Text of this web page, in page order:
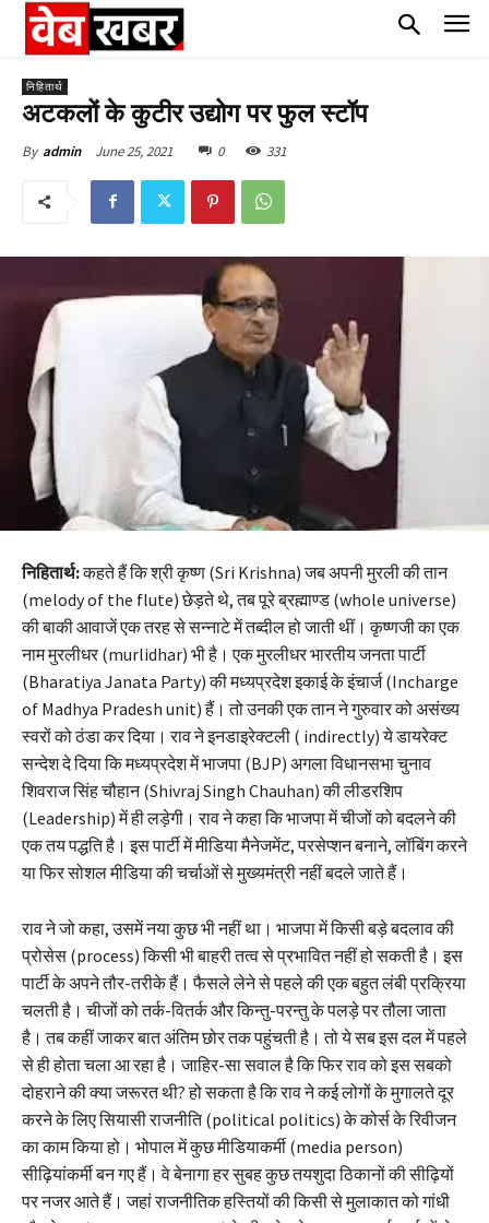
निहितार्थ
अटकलों के कुटीर उद्योग पर फुल स्टॉप
By admin June 25, 2021 0 331
निहितार्थ:कहते हैं कि श्री कृष्ण (Sri Krishna) जब अपनी मुरली की तान
(melody of the flute) छेड़ते थे, तब पूरे ब्रह्माण्ड (whole universe)
की बाकी आवाजें एक तरह से सन्नाटे में तब्दील हो जाती थीं। कृष्णजी का एक
नाम मुरलीधर (murlidhar) भी है। एक मुरलीधर भारतीय जनता पार्टी
(Bharatiya Janata Party) की मध्यप्रदेश इकाई के इंचार्ज (Incharge
of Madhya Pradesh unit) हैं। तो उनकी एक तान ने गुरुवार को असंख्य
स्वरों को ठंडा कर दिया। राव ने इनडाइरेक्टली ( indirectly) ये डायरेक्ट
सन्देश दे दिया कि मध्यप्रदेश में भाजपा (BJP) अगला विधानसभा चुनाव
शिवराज सिंह चौहान (Shivraj Singh Chauhan) की लीडरशिप
(Leadership) में ही लड़ेगी। राव ने कहा कि भाजपा में चीजों को बदलने की
एक तय पद्धति है। इस पार्टी में मीडिया मैनेजमेंट, परसेप्शन बनाने, लॉबिंग करने
या फिर सोशल मीडिया की चर्चाओं से मुख्यमंत्री नहीं बदले जाते हैं।
राव ने जो कहा, उसमें नया कुछ भी नहीं था। भाजपा में किसी बड़े बदलाव की
प्रोसेस (process) किसी भी बाहरी तत्व से प्रभावित नहीं हो सकती है। इस
पार्टी के अपने तौर-तरीके हैं। फैसले लेने से पहले की एक बहुत लंबी प्रक्रिया
चलती है। चीजों को तर्क-वितर्क और किन्तु-परन्तु के पलड़े पर तौला जाता
है। तब कहीं जाकर बात अंतिम छोर तक पहुंचती है। तो ये सब इस दल में पहले
से ही होता चला आ रहा है। जाहिर-सा सवाल है कि फिर राव को इस सबको
दोहराने की क्या जरूरत थी? हो सकता है कि राव ने कई लोगों के मुगालते दूर
करने के लिए सियासी राजनीति (political politics) के कोर्स के रिवीजन
का काम किया हो। भोपाल में कुछ मीडियाकर्मी (media person)
सीढ़ियांकर्मी बन गए हैं। वे बेनागा हर सुबह कुछ तयशुदा ठिकानों की सीढ़ियों
पर नजर आते हैं। जहां राजनीतिक हस्तियों की किसी से मुलाकात को गांधी